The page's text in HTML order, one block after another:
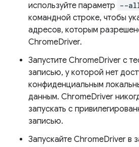
используйте параметр --
командной строке, чтобы
адресов, которым
ChromeDriver.
Запустите ChromeDriver с
записью, у которой нет
конфиденциальным
данным. ChromeDriver
запускать с
записью.
Запускайте ChromeDriver в